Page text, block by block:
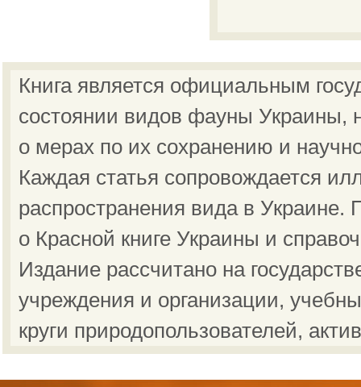
Книга является официальным
состоянии видов фауны Украины,
о мерах по их сохранению и
Каждая статья сопровождается
распространения вида в
о Красной книге Украины и
Издание рассчитано на
учреждения и организации,
круги природопользователей,